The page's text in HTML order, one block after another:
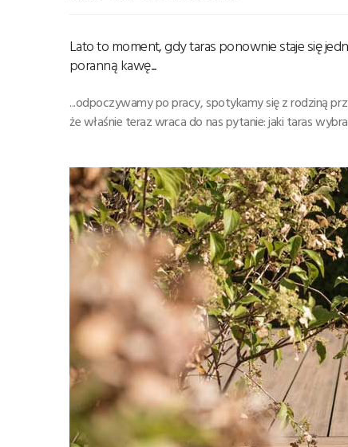
Lato to moment, gdy taras ponownie staje się
poranną kawę...
...odpoczywamy po pracy, spotykamy się z rodziną
że właśnie teraz wraca do nas pytanie: jaki taras